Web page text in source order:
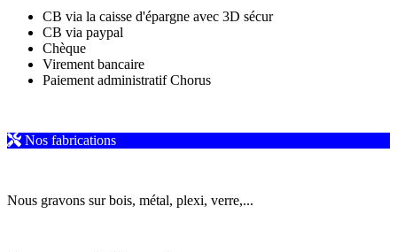
CB via la caisse d'épargne avec 3D sécur
CB via paypal
Chèque
Virement bancaire
Paiement administratif Chorus
Nos fabrications
Nous gravons sur bois, métal, plexi, verre,...